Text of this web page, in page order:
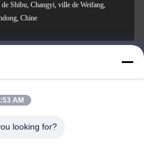
Shibu, Changyi, ville de Weifang,
Chine
AM
looking for?